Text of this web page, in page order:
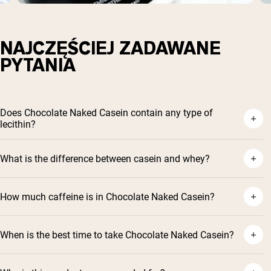
NAJCZĘŚCIEJ ZADAWANE
PYTANIA
Does Chocolate Naked Casein contain any type of
lecithin?
What is the difference between casein and whey?
How much caffeine is in Chocolate Naked Casein?
When is the best time to take Chocolate Naked Casein?
Shipping Country: Language: